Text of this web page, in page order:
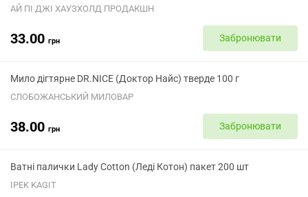
АЙ ПІ ДЖІ ХАУЗХОЛД ПРОДАКШН
33.00 грн Забронювати
Мило дігтярне DR.NICE (Доктор Найс) тверде 100 г
СЛОБОЖАНСЬКИЙ МИЛОВАР
38.00 грн Забронювати
Ватні палички Lady Cotton (Леді Котон) пакет 200 шт
IPEK KAGIT